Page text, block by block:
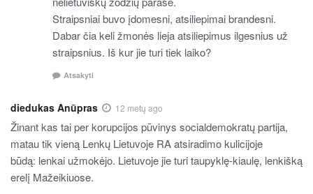
Straipsniai buvo įdomesni, atsiliepimai brandesni.
Dabar čia keli žmonės lieja atsiliepimus ilgesnius už
straipsnius. Iš kur jie turi tiek laiko?
Atsakyti
diedukas Anūpras 12 metų ago
Žinant kas tai per korupcijos pūvinys socialdemokratų partija,
matau tik vieną Lenkų Lietuvoje RA atsiradimo kulicijoje
būdą: lenkai užmokėjo. Lietuvoje jie turi taupyklę-kiaulę, lenkišką
erelį Mažeikiuose.